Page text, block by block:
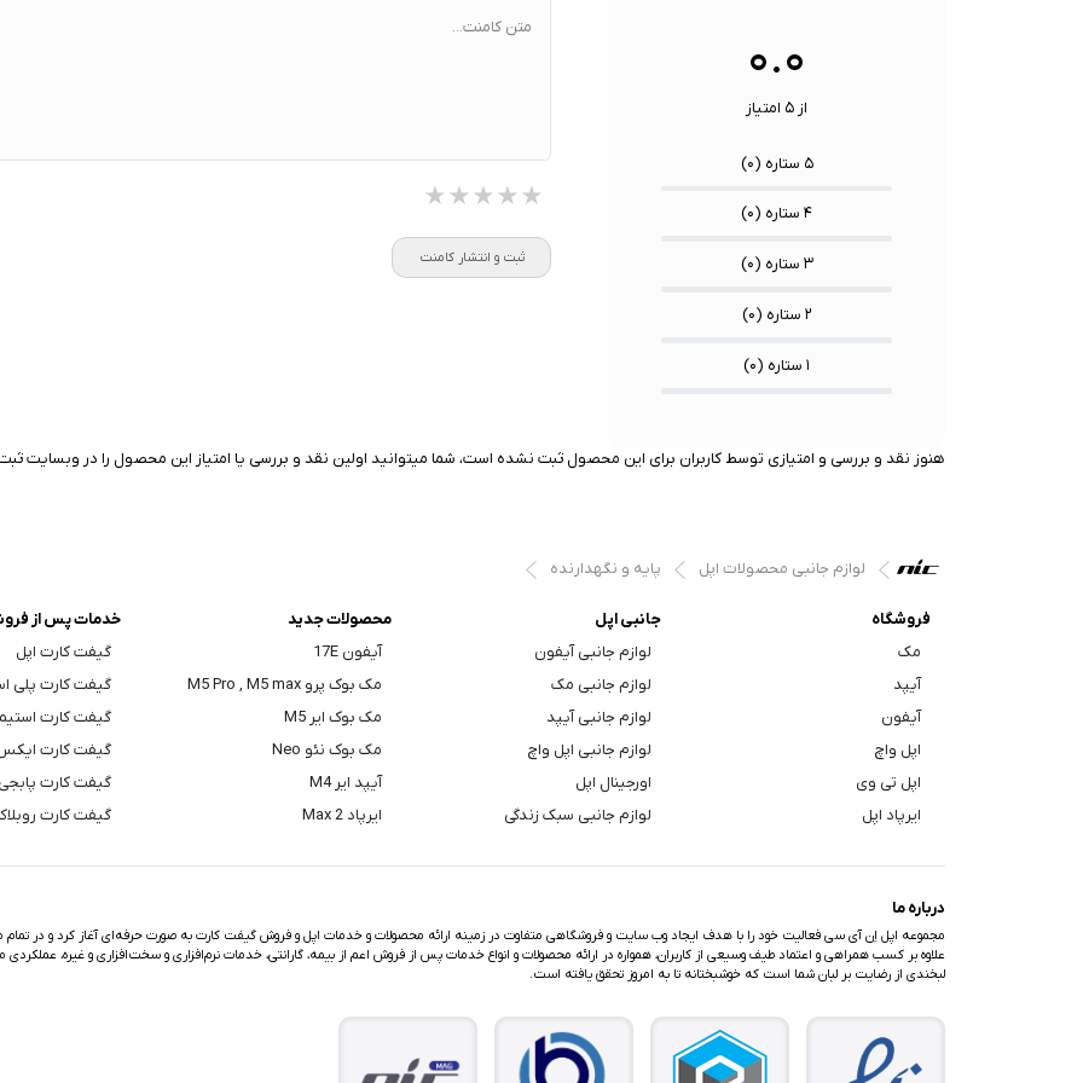
سنسورها:
سنسور سنجش فشار خون / پایش
۰.۰
از ۵ امتیاز
۵ ستاره ( ۰)
۴ ستاره ( ۰)
۳ ستاره ( ۰)
۲ ستاره ( ۰)
۱ ستاره ( ۰)
متن کامنت...
★★★★★
★★★★★
★★★★★
ثبت و انتشار کامنت
هنوز نقد و بررسی و امتیازی توسط کاربران برای این محصول ثبت نشده است، شما میتوانید اولین نقد و بررسی یا امتیاز این محصول را در وبسایت
لوازم جانبی محصولات اپل پایه و نگهدارنده
فروشگاه
مک
آیپد
آیفون
اپل واچ
اپل تی وی
ایرپاد اپل
جانبی اپل
لوازم جانبی آیفون
لوازم جانبی مک
لوازم جانبی آیپد
لوازم جانبی اپل واچ
اورجینال اپل
لوازم جانبی سبک زندگی
محصولات جدید
آیفون 17E
مک بوک پرو M5 Pro , M5 max
مک بوک ایر M5
مک بوک نئو Neo
آیپد ایر M4
ایرپاد Max 2
خدمات پس از
گیفت کارت اپل
گیفت کارت پلی
گیفت کارت
گیفت کارت
گیفت کارت پابجی
گیفت کارت
درباره ما
مجموعه اپل اِن آی سی فعالیت خود را با هدف ایجاد وب سایت و فروشگاهی متفاوت در زمینه ارائه محصولات و خدمات اپل و فروش گیفت کارت به صورت حرفه‌ای آغاز کرد و در تمام
علاوه بر کسب همراهی و اعتماد طیف وسیعی از کاربران، همواره در ارائه محصولات و انواع خدمات پس از فروش اعم از بیمه، گارانتی، خدمات نرم‌افزاری و سخت‌افزاری و غیره،
لبخندی از رضایت بر لبان شما است که خوشبختانه تا به امروز تحقق یافته است.